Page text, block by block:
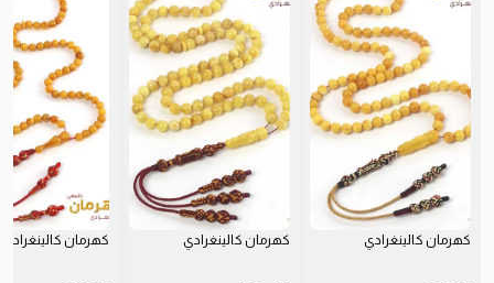
كهرمان كالينغرادي كهرمان كالينغرادي كهرمان كالينغرادي